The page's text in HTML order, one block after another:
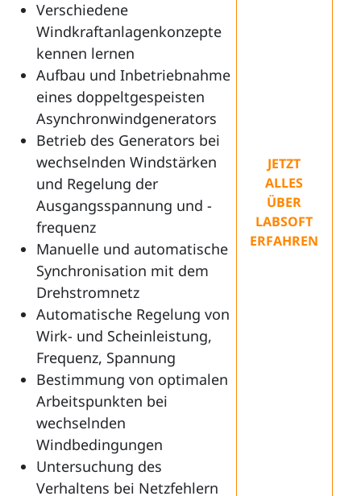
Verschiedene
Windkraftanlagenkonzepte
kennen lernen
Aufbau und Inbetriebnahme
eines doppeltgespeisten
Asynchronwindgenerators
Betrieb des Generators bei
wechselnden Windstärken
und Regelung der
Ausgangsspannung und -
frequenz
Manuelle und automatische
Synchronisation mit dem
Drehstromnetz
Automatische Regelung von
Wirk- und Scheinleistung,
Frequenz, Spannung
Bestimmung von optimalen
Arbeitspunkten bei
wechselnden
Windbedingungen
Untersuchung des
Verhaltens bei Netzfehlern
JETZT
ALLES
ÜBER
LABSOFT
ERFAHREN